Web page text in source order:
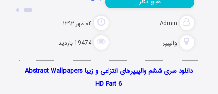
Admin ۰۴ مهر ۱۳۹۳
والپیپر 19474 بازدید
دانلود سری ششم والپیپرهای انتزاعی و زیبا Abstract Wallpapers
HD Part 6